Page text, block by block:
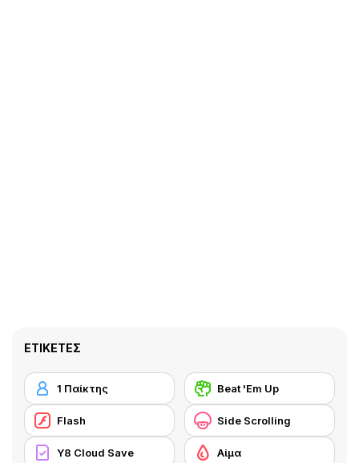
ΕΤΙΚΈΤΕΣ
1 Παίκτης Beat 'Em Up
Flash Side Scrolling
Y8 Cloud Save Αίμα